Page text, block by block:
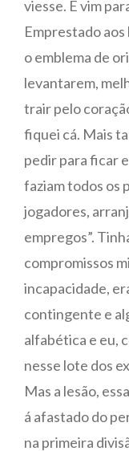
viesse. E vim
Emprestado
o emblema de
levantarem,
trair pelo
fiquei cá. Mais
pedir para ficar
faziam todos os
jogadores,
empregos”.
compromissos
incapacidade,
contingente e
alfabética e eu,
nesse lote dos
Mas a lesão,
á afastado do
na primeira